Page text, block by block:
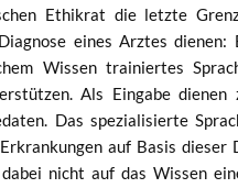
Ethik­rat die letz­te
eines Arz­tes die­nen:
Wis­sen trai­nier­tes
Als Ein­ga­be die­nen
Das spe­zia­li­sier­te
auf Basis die­ser
nicht auf das Wis­sen